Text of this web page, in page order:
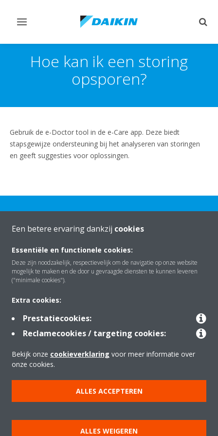
Navigatie
Hoe kan ik een storing
opsporen?
Gebruik de e-Doctor tool in de e-Care app. Deze biedt
stapsgewijze ondersteuning bij het analyseren van storingen
en geeft suggesties voor oplossingen.
Over Daikin
Contact
Producten
Copyright © Daikin
Juridische mededeling
Cookieverklaring
Beleid inzake gegevensbescherming
Bedrijfsethiek
Een betere ervaring dankzij cookies
Essentiële en functionele cookies:
Deze zijn noodzakelijk, respectievelijk om de navigatie op onze website
mogelijk te maken en de door u gevraagde diensten te kunnen leveren
("minimale cookies").
Extra cookies:
Prestatiecookies:
Reclamecookies / targeting cookies:
Bekijk onze cookieverklaring voor meer informatie over
onze cookies.
ALLES ACCEPTEREN
ALLES WEIGEREN